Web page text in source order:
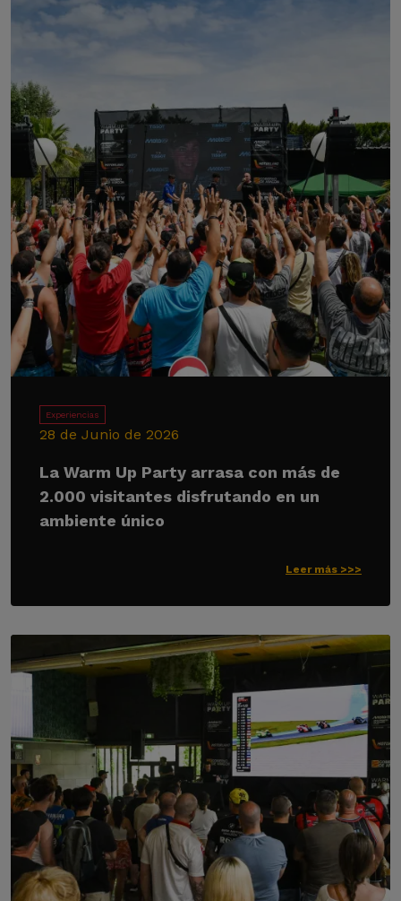
Experiencias
28 de Junio de 2026
La Warm Up Party arrasa con más de
2.000 visitantes disfrutando en un
ambiente único
Leer más >>>